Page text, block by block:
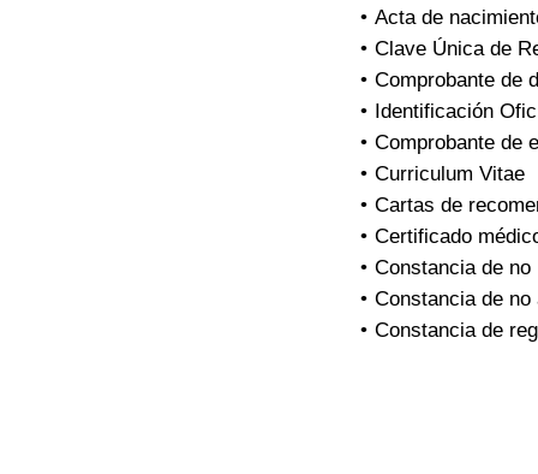
Acta de
Clave Única de
Comprobante de
Identificación
Comprobante de
Curriculum Vitae
Cartas de
Certificado
Constancia de no
Constancia de
Constancia de